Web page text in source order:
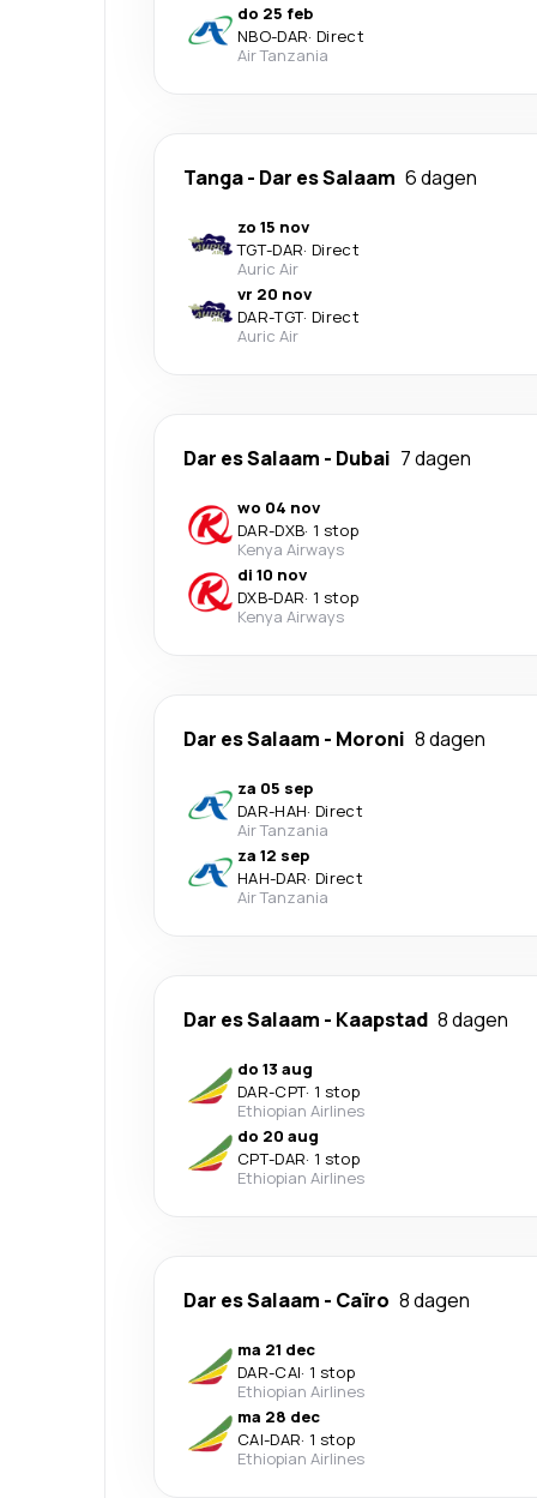
do 25 feb
NBO-DAR· Direct
Air Tanzania
Tanga- Dar es Salaam 6 dagen
zo 15 nov
TGT-DAR· Direct
Auric Air
vr 20 nov
DAR-TGT· Direct
Auric Air
Dar es Salaam - Dubai 7 dagen
wo 04 nov
DAR-DXB· 1 stop
Kenya Airways
di 10 nov
DXB-DAR· 1 stop
Kenya Airways
Dar es Salaam - Moroni 8 dagen
za 05 sep
DAR-HAH· Direct
Air Tanzania
za 12 sep
HAH-DAR· Direct
Air Tanzania
Dar es Salaam - Kaapstad 8 dagen
do 13 aug
DAR-CPT· 1 stop
Ethiopian Airlines
do 20 aug
CPT-DAR· 1 stop
Ethiopian Airlines
Dar es Salaam - Caïro 8 dagen
ma 21 dec
DAR-CAI· 1 stop
Ethiopian Airlines
ma 28 dec
CAI-DAR· 1 stop
Ethiopian Airlines